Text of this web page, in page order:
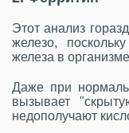
Этот анализ
железо,
железа в
Даже при
вызывает
недополучают